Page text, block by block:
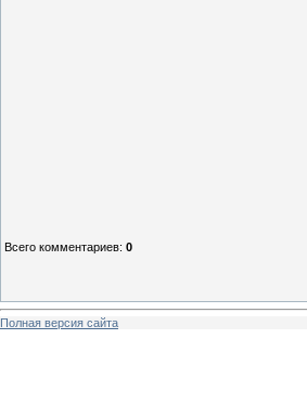
Всего комментариев: 0
Полная версия сайта